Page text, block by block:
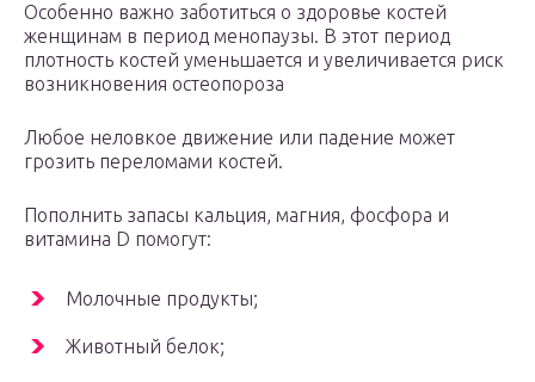
Особенно важно заботиться о здоровье костей
женщинам в период менопаузы. В этот период
плотность костей уменьшается и увеличивается риск
возникновения остеопороза
Любое неловкое движение или падение может
грозить переломами костей.
Пополнить запасы кальция, магния, фосфора и
витамина D помогут:
Молочные продукты;
Животный белок;